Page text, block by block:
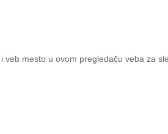
veb mesto u ovom pregledaču veba za